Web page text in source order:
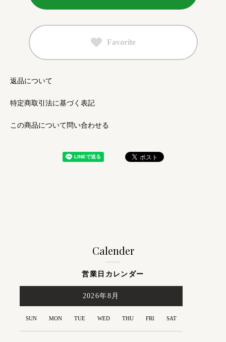
Favorite
返品について
特定商取引法に基づく表記
この商品について問い合わせる
Calender
営業日カレンダー
2026年8月